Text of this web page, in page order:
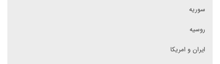
سوریه
روسیه
ایران و امریکا